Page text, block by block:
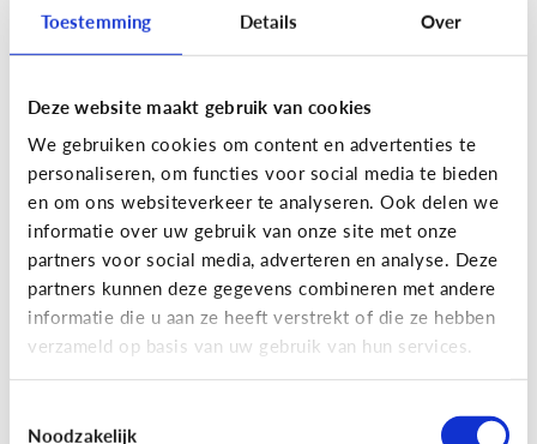
Toestemming Details Over
Deze website maakt gebruik van cookies
We gebruiken cookies om content en advertenties te
personaliseren, om functies voor social media te bieden
en om ons websiteverkeer te analyseren. Ook delen we
informatie over uw gebruik van onze site met onze
partners voor social media, adverteren en analyse. Deze
partners kunnen deze gegevens combineren met andere
informatie die u aan ze heeft verstrekt of die ze hebben
verzameld op basis van uw gebruik van hun services.
Noodzakelijk
[Klik & Print]Een account
aanmaken op TikTok? Doe de
TikTok check!
Ontdek de checklist!